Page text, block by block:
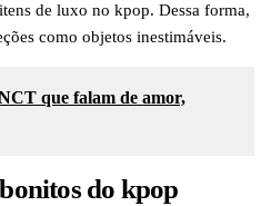
de luxo no kpop. Dessa forma,
como objetos inestimáveis.
que falam de amor,
do kpop